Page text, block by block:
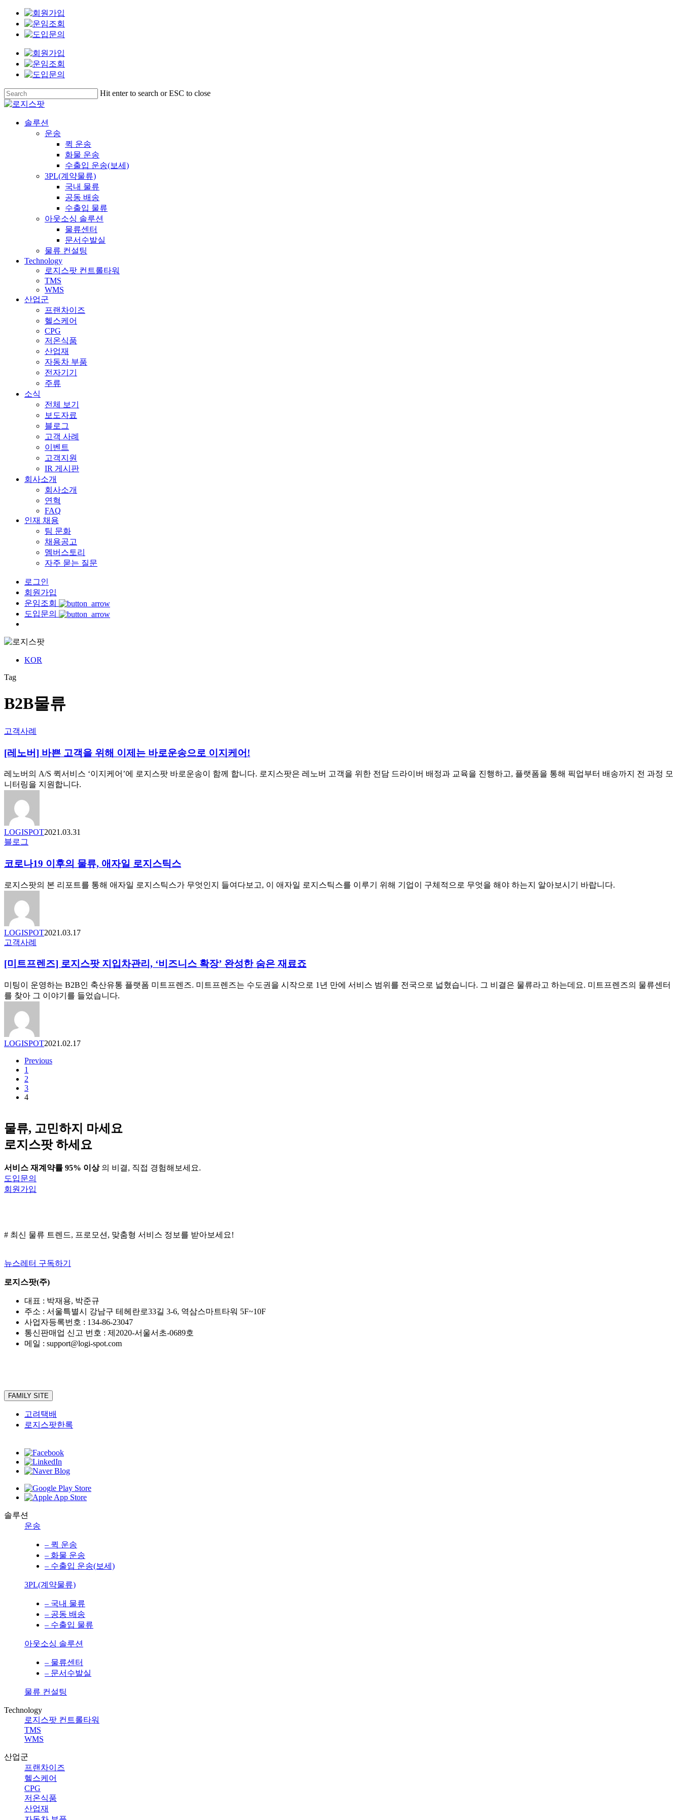
Skip
content
Hit enter to search or ESC to close
Close
Menu
솔루션
운송
퀵 운송
화물 운송
수출입 운송(보세)
3PL(계약물류)
국내 물류
공동 배송
수출입 물류
아웃소싱 솔루션
물류센터
문서수발실
물류 컨설팅
Technology
로지스팟 컨트롤타워
TMS
WMS
산업군
프랜차이즈
헬스케어
CPG
저온식품
산업재
자동차 부품
전자기기
주류
소식
전체 보기
보도자료
블로그
고객 사례
이벤트
고객지원
IR 게시판
회사소개
회사소개
연혁
FAQ
인재 채용
팀 문화
채용공고
멤버스토리
자주 묻는 질문
로그인
회원가입
운임조회
도입문의
KOR
Tag
B2B물류
[레
버]
쁜
고
해
이
제
는
바
운
로
이
지
어!
고객사례
[레노버] 바쁜 고객을 위해 이제는 바로운송으로 이지케어!
레노버의 A/S 퀵서비스 ‘이지케어’에 로지스팟 바로운송이 함께 합니다. 로지스팟은 레노버 고객을 위한 전담 드라이버 배정과 교육을 진행하고, 플랫폼을 통해 픽업부터 배송까지 전 과정 모
니터링을 지원합니다.
LOGISPOT2021.03.31
코
나
이
후
류,
애
자
로
스
틱
블로그
코로나19 이후의 물류, 애자일 로지스틱스
로지스팟의 본 리포트를 통해 애자일 로지스틱스가 무엇인지 들여다보고, 이 애자일 로지스틱스를 이루기 위해 기업이 구체적으로 무엇을 해야 하는지 알아보시기 바랍니다.
LOGISPOT2021.03.17
[미
프
즈]
로
지
입
스
확
장’
성
한
숨
고객사례
[미트프렌즈] 로지스팟 지입차관리, ‘비즈니스 확장’ 완성한 숨은 재료죠
미팅이 운영하는 B2B인 축산유통 플랫폼 미트프렌즈. 미트프렌즈는 수도권을 시작으로 1년 만에 서비스 범위를 전국으로 넓혔습니다. 그 비결은 물류라고 하는데요. 미트프렌즈의 물류센터
를 찾아 그 이야기를 들었습니다.
LOGISPOT2021.02.17
Previous
1
2
3
4
물류, 고민하지 마세요
로지스팟 하세요
서비스 재계약률 95% 이상의 비결, 직접 경험해보세요.
도입문의
회원가입
# 최신 물류 트렌드, 프로모션, 맞춤형 서비스 정보를 받아보세요!
뉴스레터 구독하기
로지스팟(주)
대표 : 박재용, 박준규
주소 : 서울특별시 강남구 테헤란로33길 3-6, 역삼스마트타워 5F~10F
사업자등록번호 : 134-86-23047
통신판매업 신고 번호 : 제2020-서울서초-0689호
메일 : support@logi-spot.com
FAMILY SITE
고려택배
로지스팟한록
솔루션
운송
– 퀵 운송
– 화물 운송
– 수출입 운송(보세)
3PL(계약물류)
– 국내 물류
– 공동 배송
– 수출입 물류
아웃소싱 솔루션
– 물류센터
– 문서수발실
물류 컨설팅
Technology
로지스팟 컨트롤타워
TMS
WMS
산업군
프랜차이즈
헬스케어
CPG
저온식품
산업재